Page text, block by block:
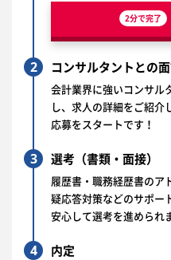
2分で完了
2 コンサルタントとの
会計業界に強いコンサル
し、求人の詳細をご紹介
応募をスタートです！
3 選考（書類・面接）
履歴書・職務経歴書のア
疑応答対策などのサポー
安心して選考を進められ
4 内定